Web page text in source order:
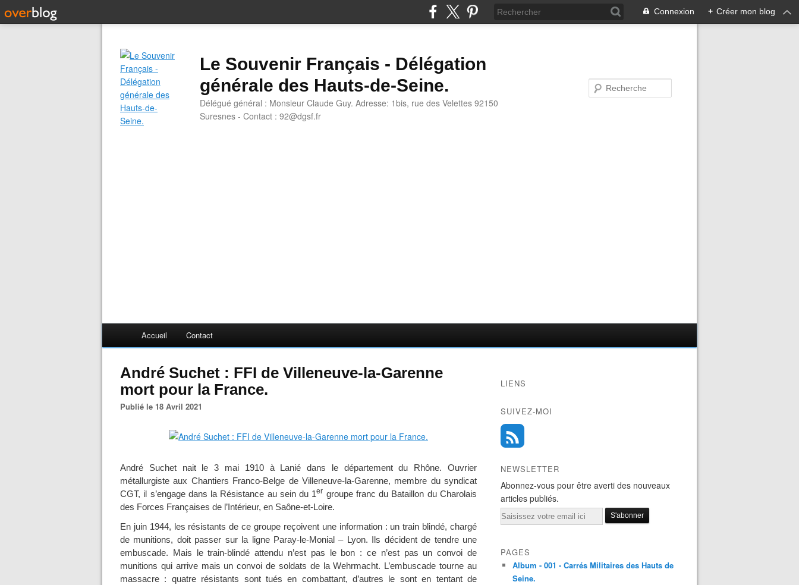
Connexion + Créer mon blog
Le Souvenir Français - Délégation
générale des Hauts-de-Seine.
Délégué général : Monsieur Claude Guy. Adresse: 1bis, rue des Velettes 92150
Suresnes - Contact : 92@dgsf.fr
Accueil Contact
André Suchet : FFI de Villeneuve-la-Garenne
mort pour la France.
Publié le 18 Avril 2021
André Suchet nait le 3 mai 1910 à Lanié dans le département du Rhône. Ouvrier
métallurgiste aux Chantiers Franco-Belge de Villeneuve-la-Garenne, membre du syndicat
CGT, il s’engage dans la Résistance au sein du 1er groupe franc du Bataillon du Charolais
des Forces Françaises de l’Intérieur, en Saône-et-Loire.
En juin 1944, les résistants de ce groupe reçoivent une information : un train blindé, chargé
de munitions, doit passer sur la ligne Paray-le-Monial – Lyon. Ils décident de tendre une
embuscade. Mais le train-blindé attendu n’est pas le bon : ce n’est pas un convoi de
munitions qui arrive mais un convoi de soldats de la Wehrmacht. L’embuscade tourne au
massacre : quatre résistants sont tués en combattant, d’autres le sont en tentant de
LIENS
SUIVEZ-MOI
NEWSLETTER
Abonnez-vous pour être averti des nouveaux
articles publiés.
Email
PAGES
Album - 001 - Carrés Militaires des Hauts de
Seine.